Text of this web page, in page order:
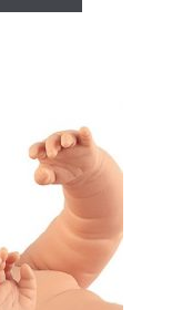
€ 30,00.